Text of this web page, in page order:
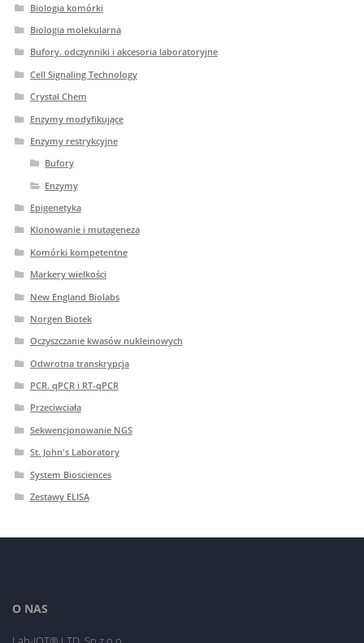
Biologia komórki
Biologia molekularna
Bufory. odczynniki i akcesoria laboratoryjne
Cell Signaling Technology
Crystal Chem
Enzymy modyfikujące
Enzymy restrykcyjne
Bufory
Enzymy
Epigenetyka
Klonowanie i mutageneza
Komórki kompetentne
Markery wielkości
New England Biolabs
Norgen Biotek
Oczyszczanie kwasów nukleinowych
Odwrotna transkrypcja
PCR. qPCR i RT-qPCR
Przeciwciała
Sekwencjonowanie NGS
St. John's Laboratory
System Biosciences
Zestawy ELISA
O NAS